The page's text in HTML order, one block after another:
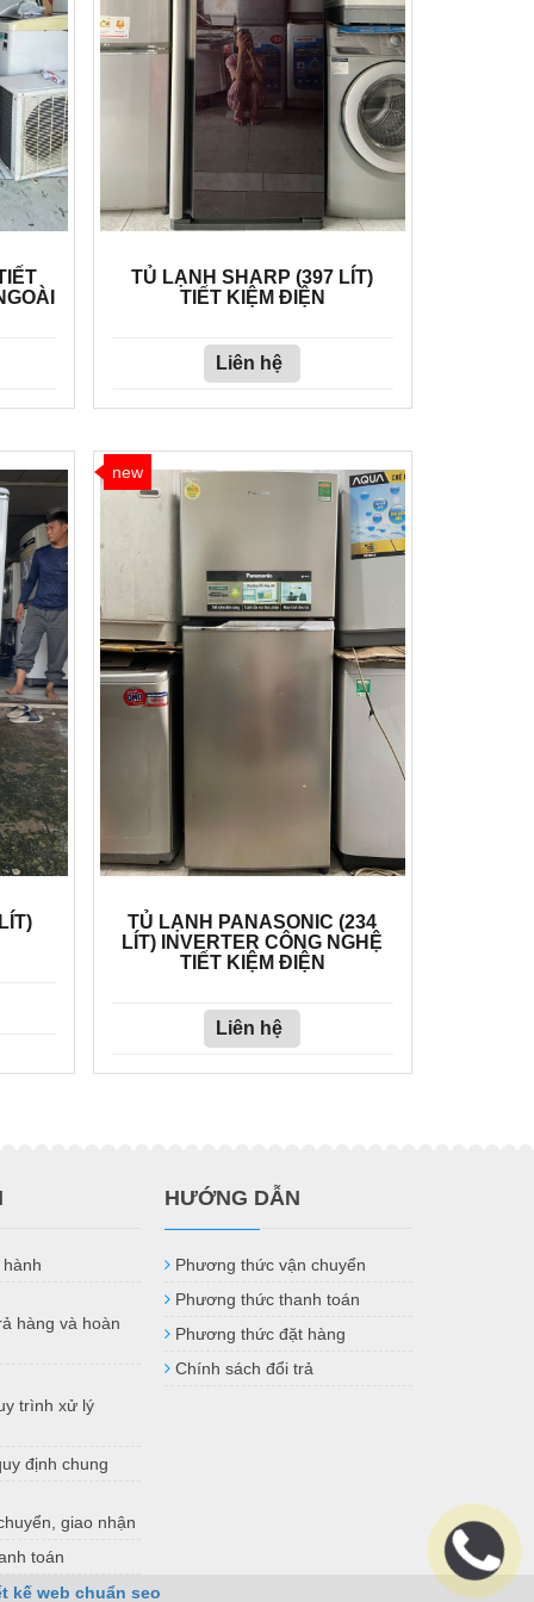
TỦ LẠNH SHARP (397 LÍT)
TIẾT KIỆM ĐIỆN
Liên hệ
new
TỦ LẠNH PANASONIC (234
LÍT) INVERTER CÔNG NGHỆ
TIẾT KIỆM ĐIỆN
Liên hệ
hàng và hoàn
trình xử lý
định chung
giao nhận
toán
HƯỚNG DẪN
Phương thức vận chuyển
Phương thức thanh toán
Phương thức đặt hàng
Chính sách đổi trả
kế web chuẩn seo